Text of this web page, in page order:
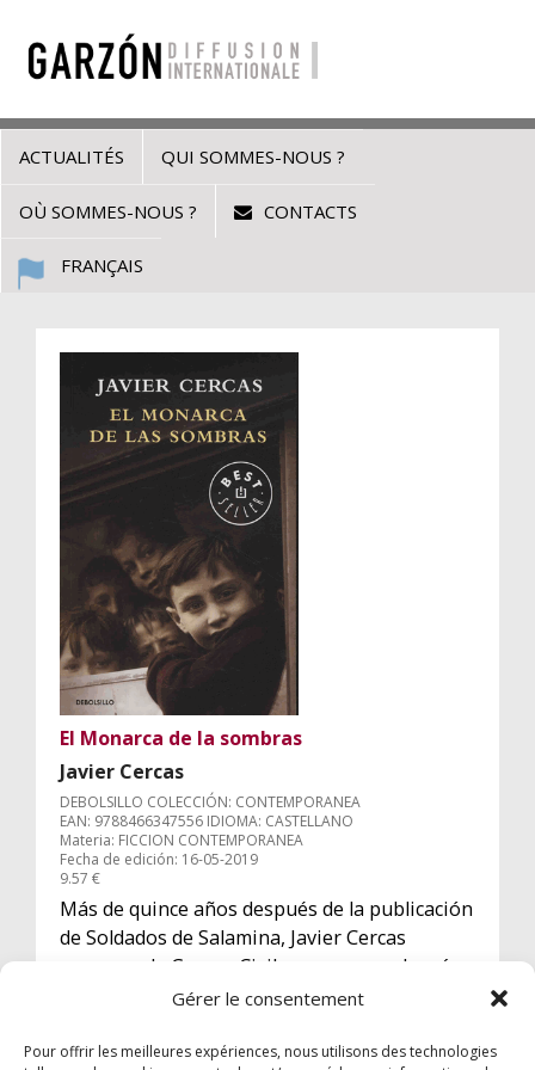
Gérer le consentement
Pour offrir les meilleures expériences, nous utilisons des technologies
ACTUALITÉS QUI SOMMES-NOUS ?
OÙ SOMMES-NOUS ? CONTACTS
FRANÇAIS
El Monarca de la sombras
Javier Cercas
DEBOLSILLO COLECCIÓN: CONTEMPORANEA
EAN: 9788466347556 IDIOMA: CASTELLANO
Materia: FICCION CONTEMPORANEA
Fecha de edición: 16-05-2019
9.57 €
Más de quince años después de la publicación
de Soldados de Salamina, Javier Cercas
regresa a la Guerra Civil con una novela más
íntima y personal, que indaga en el pasado